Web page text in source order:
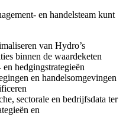
en handelsteam kunt
van Hydro’s
binnen de waardeketen
hedgingstrategieën
en handelsomgevingen
sectorale en bedrijfsdata ter
en